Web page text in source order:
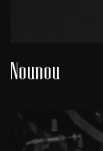
Nounou